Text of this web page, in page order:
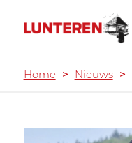
Home > Nieuws >